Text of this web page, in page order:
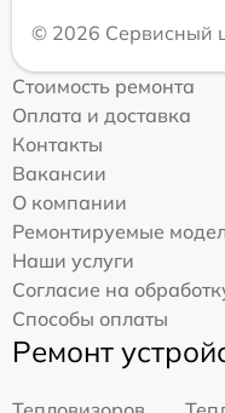
© 2026 Сервисный
Стоимость ремонта
Оплата и доставка
Контакты
Вакансии
О компании
Ремонтируемые
Наши услуги
Согласие на
Способы оплаты
Ремонт